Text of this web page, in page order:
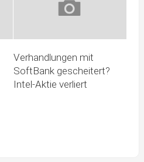
Verhandlungen mit
SoftBank gescheitert?
Intel-Aktie verliert